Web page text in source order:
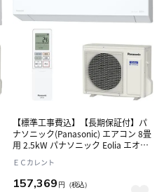
【標準工事費込】【長期保証付】パ
ナソニック(Panasonic) エアコン 8畳
用 2.5kW パナソニック Eolia エオリ
ト 電源100V
ＥＣカレント
157,369 円 （税込）